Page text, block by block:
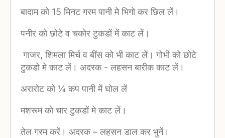
बादाम को 15 मिनट गरम पानी मे भिगो कर छिल लें।
पनीर को छोटे व चकोर टुकडों में काट लें।
गाजर, शिमला मिर्च व बींस को भी काट लें। गोभी को छोटे
टुकडो मे काट लें। अदरक - लहसन बारीक काट लें।
अरारोट को ¼ कप पानी में घोल लें
मशरूम को चार टुकडों मे काट लें।
तेल गरम करें। अदरक – लहसन डाल कर भुनें।